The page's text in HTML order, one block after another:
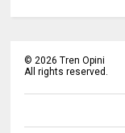
©2026 Tren Opini
All rights reserved.